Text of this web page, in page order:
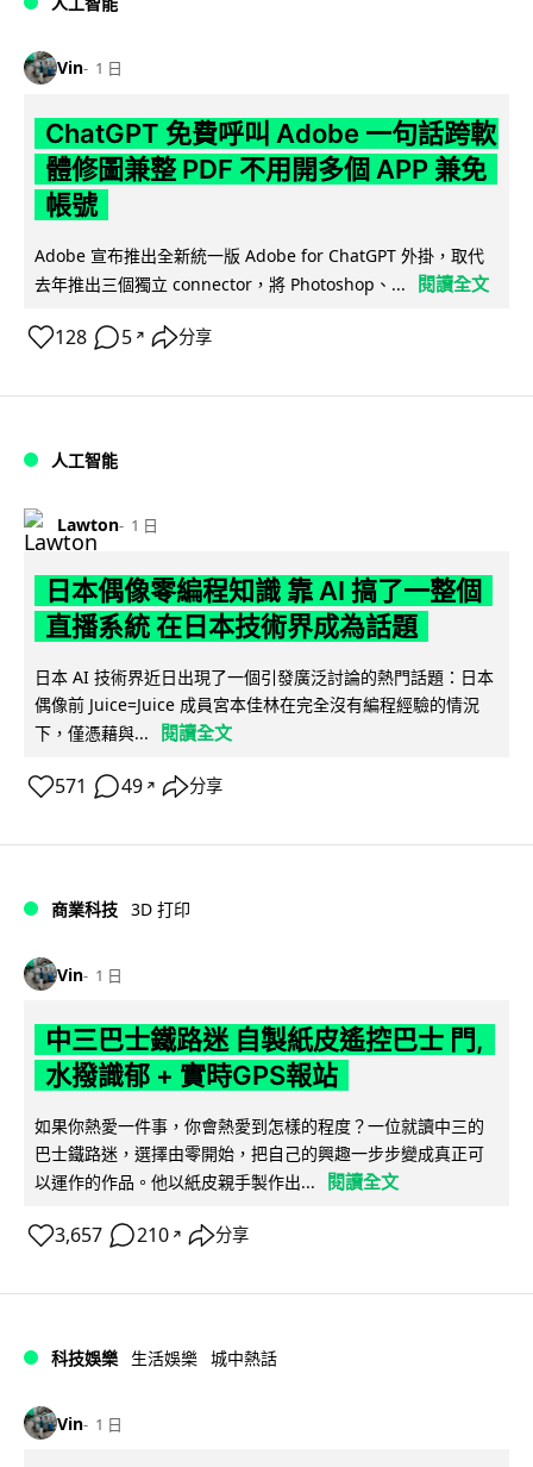
Vin 1 日
ChatGPT 免費呼叫 Adobe 一句話跨軟
體修圖兼整 PDF 不用開多個 APP 兼免
帳號
Adobe 宣布推出全新統一版 Adobe for ChatGPT 外掛，取代
去年推出三個獨立 connector，將 Photoshop、...
閱讀全文
128 5 ↗ 分享
人工智能
Lawton 1 日
日本偶像零編程知識 靠 AI 搞了一整個
直播系統 在日本技術界成為話題
日本 AI 技術界近日出現了一個引發廣泛討論的熱門話題：日本
偶像前 Juice=Juice 成員宮本佳林在完全沒有編程經驗的情況
下，僅憑藉與...
閱讀全文
571 49 ↗ 分享
商業科技 3D 打印
Vin 1 日
中三巴士鐵路迷 自製紙皮遙控巴士 門,
水撥識郁 + 實時GPS報站
如果你熱愛一件事，你會熱愛到怎樣的程度？一位就讀中三的
巴士鐵路迷，選擇由零開始，把自己的興趣一步步變成真正可
以運作的作品。他以紙皮親手製作出...
閱讀全文
3,657 210 ↗ 分享
科技娛樂 生活娛樂 城中熱話
Vin 1 日